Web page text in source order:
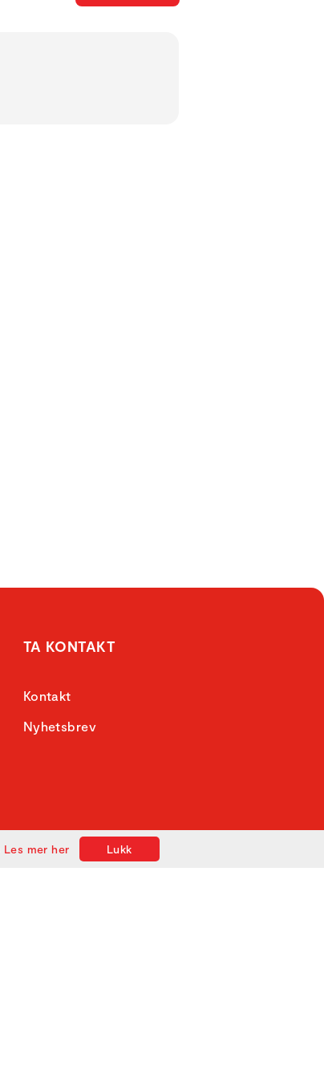
TA KONTAKT
Kontakt
Nyhetsbrev
Lukk
Les mer her